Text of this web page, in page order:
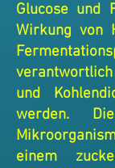
Glucose und
Wirkung von
und
werden.
einem